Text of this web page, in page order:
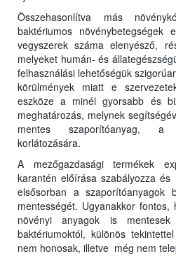
Összehasonlítva más
baktériumos növénybetegségek
vegyszerek száma elenyésző,
melyeket humán- és
felhasználási lehetőségük
körülmények miatt e
eszköze a minél gyorsabb és
meghatározás, melynek
mentes szaporítóanyag, a
korlátozására.
A mezőgazdasági termékek
karantén előírása szabályozza
elsősorban a szaporítóanyagok
mentességét. Ugyanakkor
növényi anyagok is mentesek
baktériumoktól, különös
nem honosak, illetve még nem